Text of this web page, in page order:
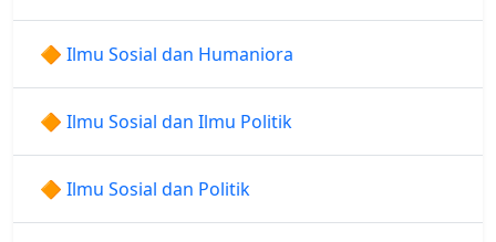
🔶 Ilmu Sosial dan Humaniora
🔶 Ilmu Sosial dan Ilmu Politik
🔶 Ilmu Sosial dan Politik